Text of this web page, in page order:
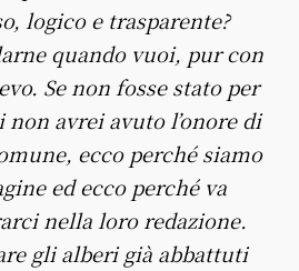
logico e trasparente?
quando vuoi, pur con
Se non fosse stato per
avrei avuto l’onore di
ecco perché siamo
ed ecco perché va
nella loro redazione.
gli alberi già abbattuti